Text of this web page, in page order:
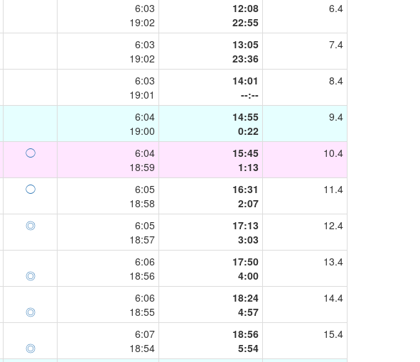
6:03
19:02
12:08
22:55
6.4
6:03
19:02
13:05
23:36
7.4
6:03
19:01
14:01
--:--
8.4
6:04
19:00
14:55
0:22
9.4
◯
6:04
18:59
15:45
1:13
10.4
◯
6:05
18:58
16:31
2:07
11.4
◎
6:05
18:57
17:13
3:03
12.4
◎
6:06
18:56
17:50
4:00
13.4
◎
6:06
18:55
18:24
4:57
14.4
◎
6:07
18:54
18:56
5:54
15.4